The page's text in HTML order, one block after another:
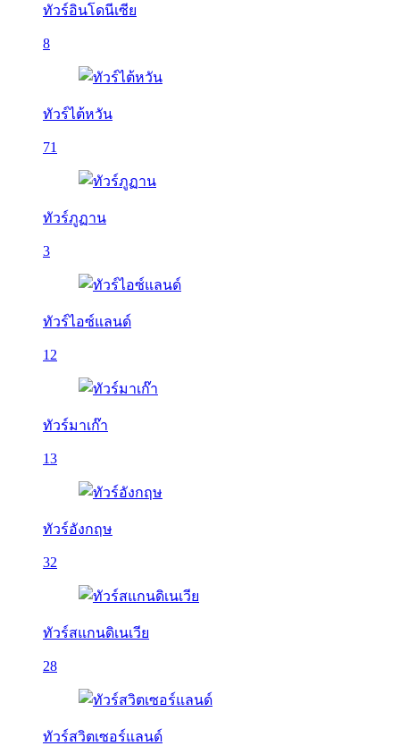
ทัวร์อินโดนีเซีย
8
ทัวร์ไต้หวัน
71
ทัวร์ภูฏาน
3
ทัวร์ไอซ์แลนด์
12
ทัวร์มาเก๊า
13
ทัวร์อังกฤษ
32
ทัวร์สแกนดิเนเวีย
28
ทัวร์สวิตเซอร์แลนด์